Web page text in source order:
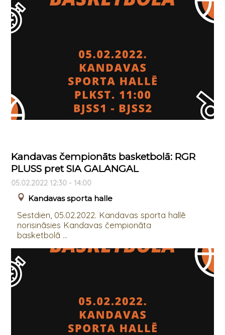
Kandavas čempionāts basketbolā: RGR
PLUSS pret SIA GALANGAL
05.02.2022 12:30 - 14:00
Kandavas sporta halle
Sestdien, 05.02.2022. Kandavas sporta hallē
norisināsies Kandavas čempionāta
basketbolā ...